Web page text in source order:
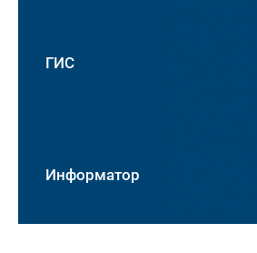
ГИС
Информатор